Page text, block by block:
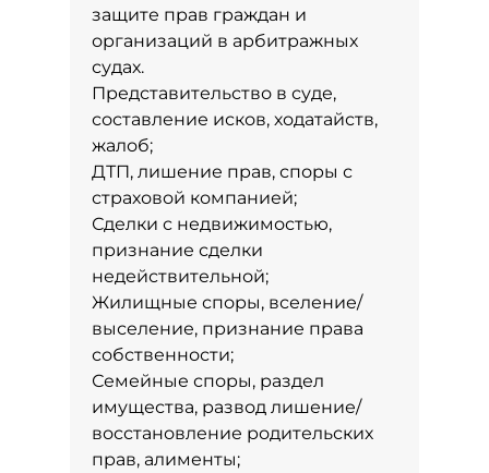
защите прав граждан и
организаций в арбитражных
судах.
Представительство в суде,
составление исков, ходатайств,
жалоб;
ДТП, лишение прав, споры с
страховой компанией;
Сделки с недвижимостью,
признание сделки
недействительной;
Жилищные споры, вселение/
выселение, признание права
собственности;
Семейные споры, раздел
имущества, развод лишение/
восстановление родительских
прав, алименты;